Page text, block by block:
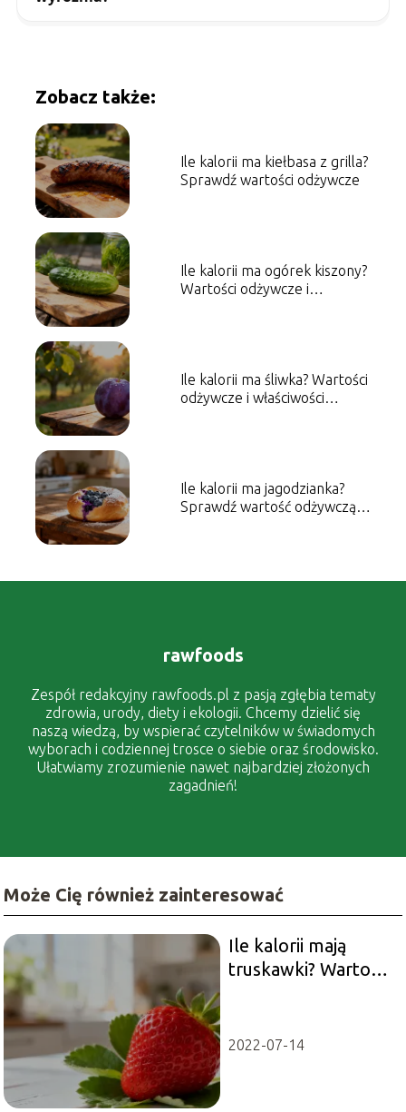
Zobacz także:
Ile kalorii ma kiełbasa z grilla?
Sprawdź wartości odżywcze
Ile kalorii ma ogórek kiszony?
Wartości odżywcze i
Ile kalorii ma śliwka? Wartości
odżywcze i właściwości
Ile kalorii ma jagodzianka?
Sprawdź wartość odżywczą
rawfoods
Zespół redakcyjny rawfoods.pl z pasją zgłębia tematy
zdrowia, urody, diety i ekologii. Chcemy dzielić się
naszą wiedzą, by wspierać czytelników w świadomych
wyborach i codziennej trosce o siebie oraz środowisko.
Ułatwiamy zrozumienie nawet najbardziej złożonych
zagadnień!
Może Cię również zainteresować
Ile kalorii mają
truskawki? Wartości
2022-07-14